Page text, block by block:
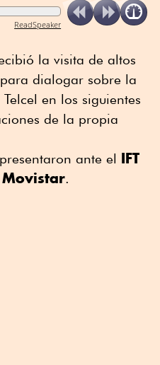
ReadSpeaker
la visita de altos
dialogar sobre la
en los siguientes
de la propia
ante el IFT
Movistar.